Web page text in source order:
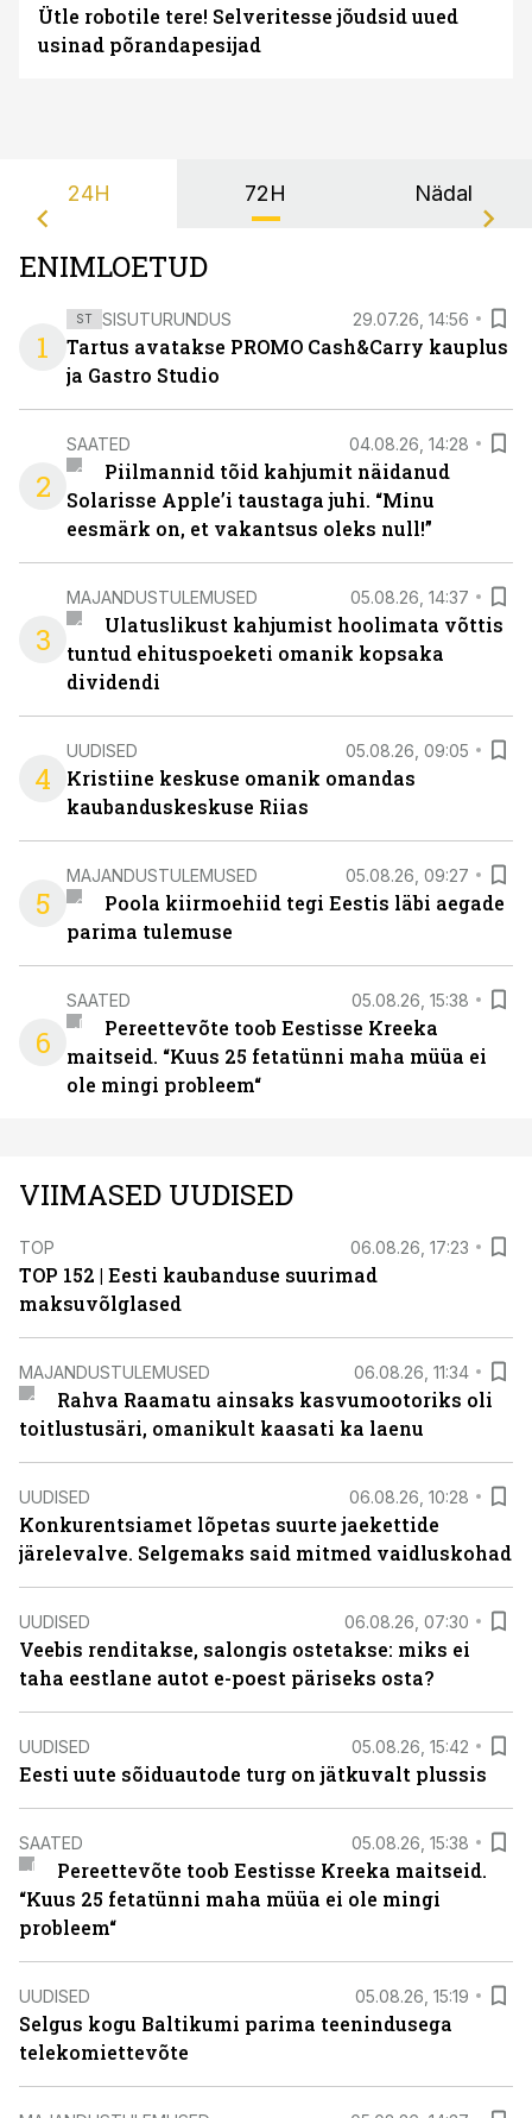
Ütle robotile tere! Selveritesse jõudsid uued
usinad põrandapesijad
24H 72H Nädal
ENIMLOETUD
1
ST SISUTURUNDUS 29.07.26, 14:56
Tartus avatakse PROMO Cash&Carry kauplus
ja Gastro Studio
2
SAATED 04.08.26, 14:28
Piilmannid tõid kahjumit näidanud
Solarisse Apple’i taustaga juhi. “Minu
eesmärk on, et vakantsus oleks null!”
3
MAJANDUSTULEMUSED 05.08.26, 14:37
Ulatuslikust kahjumist hoolimata võttis
tuntud ehituspoeketi omanik kopsaka
dividendi
4
UUDISED 05.08.26, 09:05
Kristiine keskuse omanik omandas
kaubanduskeskuse Riias
5
MAJANDUSTULEMUSED 05.08.26, 09:27
Poola kiirmoehiid tegi Eestis läbi aegade
parima tulemuse
6
SAATED 05.08.26, 15:38
Pereettevõte toob Eestisse Kreeka
maitseid. “Kuus 25 fetatünni maha müüa ei
ole mingi probleem“
VIIMASED UUDISED
TOP 06.08.26, 17:23
TOP 152 | Eesti kaubanduse suurimad
maksuvõlglased
MAJANDUSTULEMUSED 06.08.26, 11:34
Rahva Raamatu ainsaks kasvumootoriks oli
toitlustusäri, omanikult kaasati ka laenu
UUDISED 06.08.26, 10:28
Konkurentsiamet lõpetas suurte jaekettide
järelevalve. Selgemaks said mitmed vaidluskohad
UUDISED 06.08.26, 07:30
Veebis renditakse, salongis ostetakse: miks ei
taha eestlane autot e-poest päriseks osta?
UUDISED 05.08.26, 15:42
Eesti uute sõiduautode turg on jätkuvalt plussis
SAATED 05.08.26, 15:38
Pereettevõte toob Eestisse Kreeka maitseid.
“Kuus 25 fetatünni maha müüa ei ole mingi
probleem“
UUDISED 05.08.26, 15:19
Selgus kogu Baltikumi parima teenindusega
telekomiettevõte